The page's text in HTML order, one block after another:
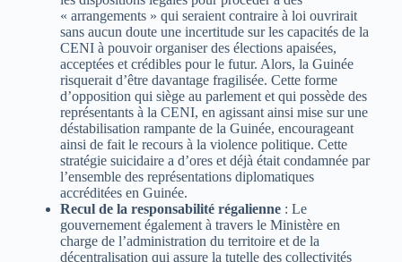
« arrangements » qui seraient contraire à loi ouvrirait
sans aucun doute une incertitude sur les capacités de la
CENI à pouvoir organiser des élections apaisées,
acceptées et crédibles pour le futur. Alors, la Guinée
risquerait d’être davantage fragilisée. Cette forme
d’opposition qui siège au parlement et qui possède des
représentants à la CENI, en agissant ainsi mise sur une
déstabilisation rampante de la Guinée, encourageant
ainsi de fait le recours à la violence politique. Cette
stratégie suicidaire a d’ores et déjà était condamnée par
l’ensemble des représentations diplomatiques
accréditées en Guinée.
Recul de la responsabilité régalienne : Le
gouvernement également à travers le Ministère en
charge de l’administration du territoire et de la
décentralisation qui assure la tutelle des collectivités